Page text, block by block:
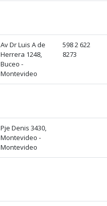
Av Dr Luis A de
Herrera 1248,
Buceo -
Montevideo
598 2 622
8273
Pje Denis 3430,
Montevideo -
Montevideo